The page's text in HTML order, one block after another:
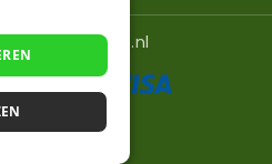
mesjes.nl